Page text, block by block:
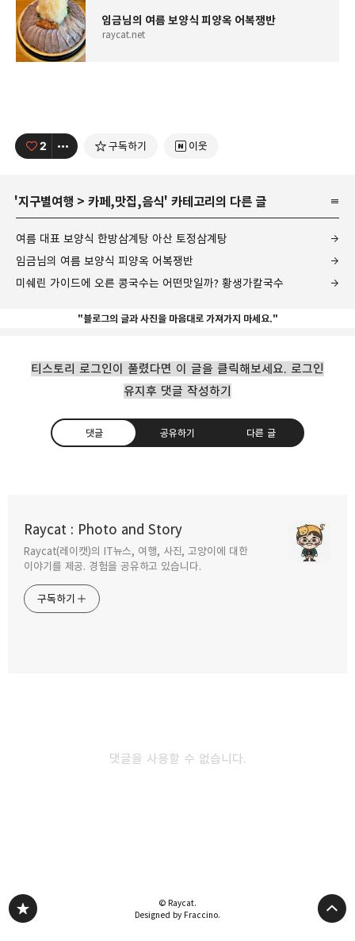
임금님의 여름 보양식 피양옥 어복쟁반
raycat.net
2 구독하기 이웃
'지구별여행 > 카페,맛집,음식' 카테고리의 다른 글
여름 대표 보양식 한방삼계탕 아산 토정삼계탕
임금님의 여름 보양식 피양옥 어복쟁반
미쉐린 가이드에 오른 콩국수는 어떤맛일까? 황생가칼국수
"블로그의 글과 사진을 마음대로 가져가지 마세요."
티스토리 로그인이 풀렸다면 이 글을 클릭해보세요. 로그인
유지후 댓글 작성하기
댓글 공유하기 다른 글
Raycat : Photo and Story
Raycat(레이캣)의 IT뉴스, 여행, 사진, 고양이에 대한
이야기를 제공. 경험을 공유하고 있습니다.
구독하기
댓글을 사용할 수 없습니다.
구독하기 카카오톡
이설옥
2024.08.13
여름 대표 보양식 한방삼계탕 아산 토정삼계탕
미쉐린 가이드에 오른 콩국수는 어떤맛일까?
© Raycat.
Designed by Fraccino.